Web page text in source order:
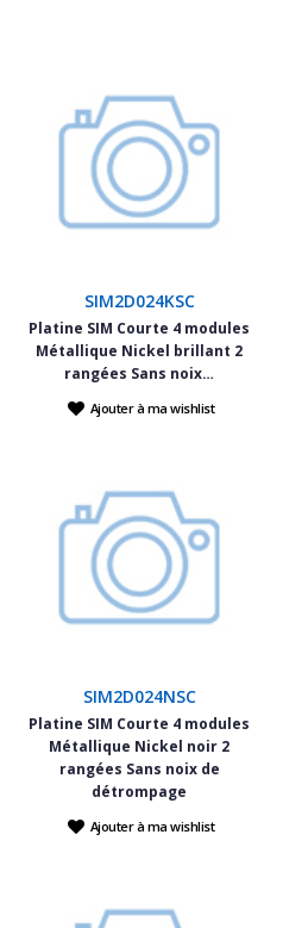
SIM2D024KSC
Platine SIM Courte 4 modules
Métallique Nickel brillant 2
rangées Sans noix…
Ajouter à ma wishlist
SIM2D024NSC
Platine SIM Courte 4 modules
Métallique Nickel noir 2
rangées Sans noix de
détrompage
Ajouter à ma wishlist